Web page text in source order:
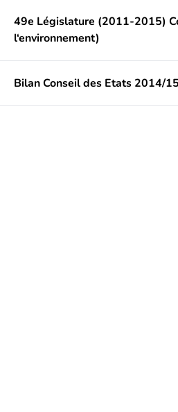
49e Législature (2011-2015)
l‘environnement)
Bilan Conseil des Etats 2014/